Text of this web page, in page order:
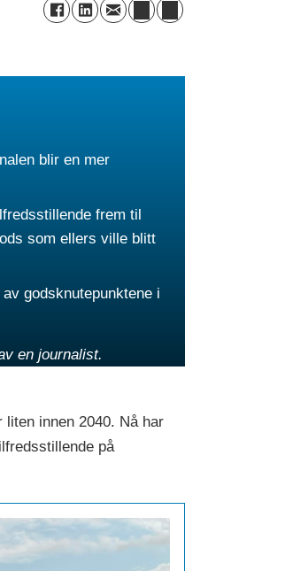
blir en mer
frem til
som ellers ville blitt
godsknutepunktene i
en journalist.
innen 2040. Nå har
på